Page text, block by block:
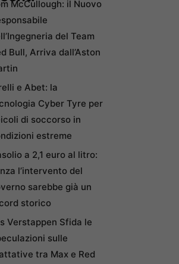
McCullough: il Nuovo
del Team
Bull, Arriva dall’Aston
e Abet: la
Cyber Tyre per
di soccorso in
estreme
a 2,1 euro al litro:
l’intervento del
sarebbe già un
storico
Verstappen Sfida le
sulle
tra Max e Red